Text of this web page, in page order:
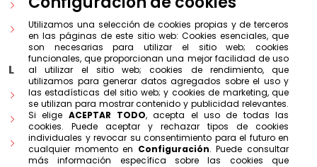
PAU
+25
Legal
Política de privacidad
Política de cookies
Aviso Legal
Utilizamos una selección de cookies propias y de terceros
en las páginas de este sitio web: Cookies esenciales, que
son necesarias para utilizar el sitio web; cookies
funcionales, que proporcionan una mejor facilidad de uso
al utilizar el sitio web; cookies de rendimiento, que
utilizamos para generar datos agregados sobre el uso y
las estadísticas del sitio web; y cookies de marketing, que
se utilizan para mostrar contenido y publicidad relevantes.
Si elige ACEPTAR TODO, acepta el uso de todas las
cookies. Puede aceptar y rechazar tipos de cookies
individuales y revocar su consentimiento para el futuro en
cualquier momento en Configuración. Puede consultar
más información específica sobre las cookies que